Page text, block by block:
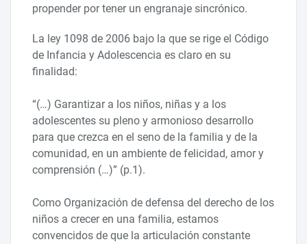
propender por tener un engranaje sincrónico.
La ley 1098 de 2006 bajo la que se rige el Código
de Infancia y Adolescencia es claro en su
finalidad:
“(…) Garantizar a los niños, niñas y a los
adolescentes su pleno y armonioso desarrollo
para que crezca en el seno de la familia y de la
comunidad, en un ambiente de felicidad, amor y
comprensión (…)” (p.1).
Como Organización de defensa del derecho de los
niños a crecer en una familia, estamos
convencidos de que la articulación constante